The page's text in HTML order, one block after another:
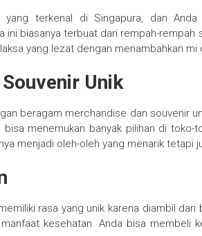
yang terkenal di Singapura, dan
ini biasanya terbuat dari rempah-
yang lezat dengan menambahkan mi
Unik
beragam merchandise dan souvenir
bisa menemukan banyak pilihan di
menjadi oleh-oleh yang menarik tetapi
rasa yang unik karena diambil dari
kesehatan. Anda bisa membeli